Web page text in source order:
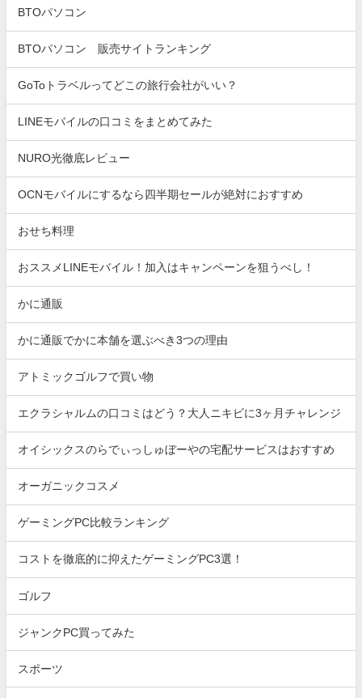
BTOパソコン
BTOパソコン 販売サイトランキング
GoToトラベルってどこの旅行会社がいい？
LINEモバイルの口コミをまとめてみた
NURO光徹底レビュー
OCNモバイルにするなら四半期セールが絶対におすすめ
おせち料理
おススメLINEモバイル！加入はキャンペーンを狙うべし！
かに通販
かに通販でかに本舗を選ぶべき3つの理由
アトミックゴルフで買い物
エクラシャルムの口コミはどう？大人ニキビに3ヶ月チャレンジ
オイシックスのらでぃっしゅぼーやの宅配サービスはおすすめ
オーガニックコスメ
ゲーミングPC比較ランキング
コストを徹底的に抑えたゲーミングPC3選！
ゴルフ
ジャンクPC買ってみた
スポーツ